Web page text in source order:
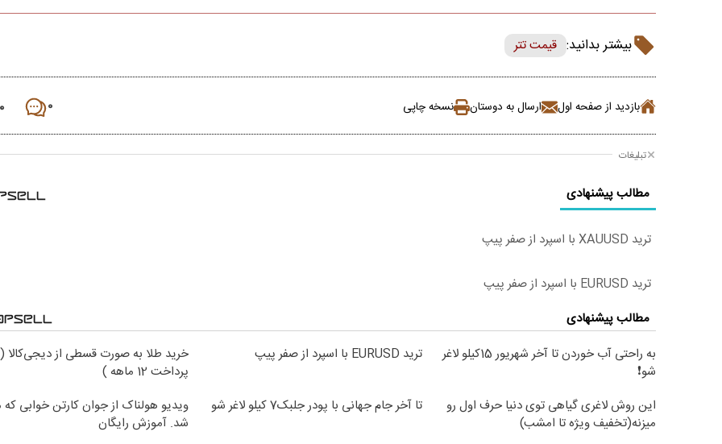
بیشتر بدانید: قیمت تتر
بازدید از صفحه اول ارسال به دوستان نسخه چاپی ۰ ۰
تبلیغات
مطالب پیشنهادی
ترید XAUUSD با اسپرد از صفر پیپ
ترید EURUSD با اسپرد از صفر پیپ
مطالب پیشنهادی
به راحتی آب خوردن تا آخر شهریور 15کیلو لاغر
شو❗
ترید EURUSD با اسپرد از صفر پیپ
خرید طلا به صورت قسطی از دیجی‌کالا (
پرداخت 12 ماهه )
این روش لاغری گیاهی توی دنیا حرف اول رو
میزنه(تخفیف ویژه تا امشب)
تا آخر جام جهانی با پودر جلبک7 کیلو لاغر شو
ویدیو هولناک از جوان کارتن خوابی که
شد. آموزش رایگان